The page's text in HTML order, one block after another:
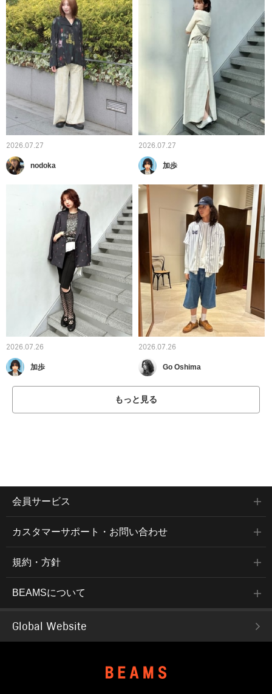
2026.07.27
nodoka
2026.07.27
加歩
2026.07.26
加歩
2026.07.26
Go Oshima
もっと見る
会員サービス
カスタマーサポート・お問い合わせ
規約・方針
BEAMSについて
Global Website